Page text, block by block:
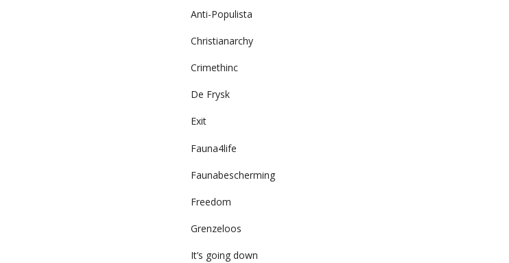
Anti-Populista
Christianarchy
Crimethinc
De Frysk
Exit
Fauna4life
Faunabescherming
Freedom
Grenzeloos
It’s going down